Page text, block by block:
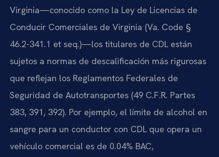
Virginia—conocido como la Ley de Licencias de
Conducir Comerciales de Virginia (Va. Code §
46.2-341.1 et seq.)—los titulares de CDL están
sujetos a normas de descalificación más rigurosas
que reflejan los Reglamentos Federales de
Seguridad de Autotransportes (49 C.F.R. Partes
383, 391, 392). Por ejemplo, el límite de alcohol en
sangre para un conductor con CDL que opera un
vehículo comercial es de 0.04% BAC,